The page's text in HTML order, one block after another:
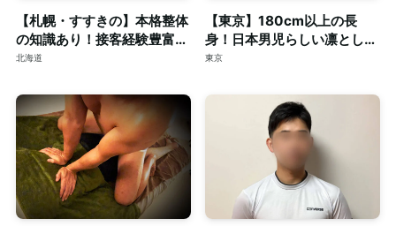
【札幌・すすきの】本格整体
の知識あり！接客経験豊富な
短髪筋トレ男子によるゲイマ
北海道
【東京】180cm以上の長
身！日本男児らしい凛とした
顔立ちの20代◎個室完備
東京